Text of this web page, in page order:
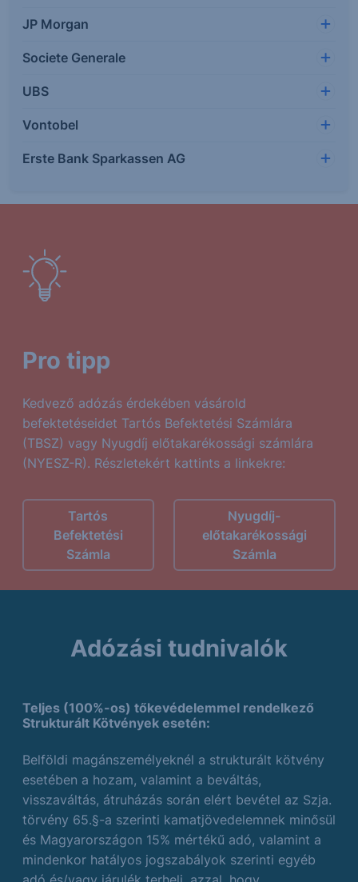
JP Morgan
Societe Generale
UBS
Vontobel
Erste Bank Sparkassen AG
Pro tipp
Kedvező adózás érdekében vásárold
befektetéseidet Tartós Befektetési Számlára
(TBSZ) vagy Nyugdíj előtakarékossági számlára
(NYESZ-R). Részletekért kattints a linkekre:
Tartós
Befektetési
Számla
Nyugdíj-
előtakarékossági
Számla
Adózási tudnivalók
Teljes (100%-os) tőkevédelemmel rendelkező
Strukturált Kötvények esetén:
Belföldi magánszemélyeknél a strukturált kötvény
esetében a hozam, valamint a beváltás,
visszaváltás, átruházás során elért bevétel az Szja.
törvény 65.§-a szerinti kamatjövedelemnek minősül
és Magyarországon 15% mértékű adó, valamint a
mindenkor hatályos jogszabályok szerinti egyéb